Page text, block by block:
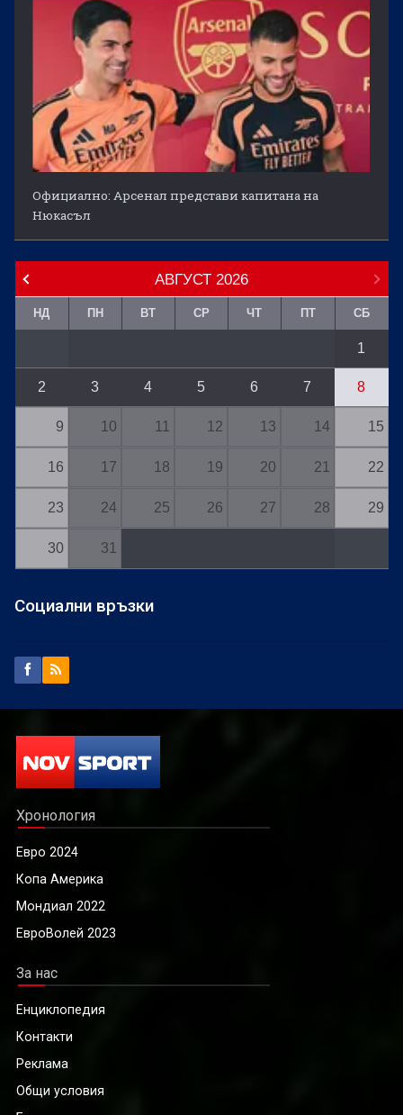
Официално: Арсенал представи капитана на
Нюкасъл
АВГУСТ 2026
НД ПН ВТ СР ЧТ ПТ СБ
1
2 3 4 5 6 7 8
9 10 11 12 13 14 15
16 17 18 19 20 21 22
23 24 25 26 27 28 29
30 31
Социални връзки
Хронология
Евро 2024
Копа Америка
Мондиал 2022
ЕвроВолей 2023
За нас
Енциклопедия
Контакти
Реклама
Общи условия